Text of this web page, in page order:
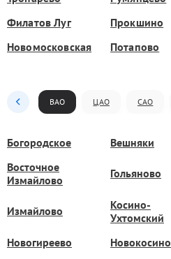
Филатов Луг
Прокшино
Новомосковская
Потапово
ВАО ЦАО САО
Богородское Вешняки
Восточное
Измайлово
Гольяново
Измайлово
Косино-
Ухтомский
Новогиреево Новокосино